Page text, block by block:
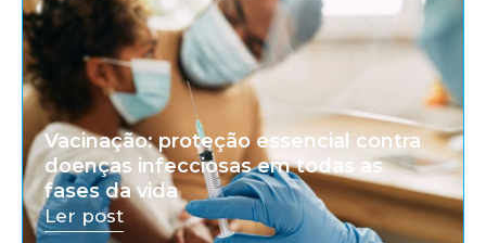
Vacinação: proteção essencial contra
doenças infecciosas em todas as
fases da vida
Ler post